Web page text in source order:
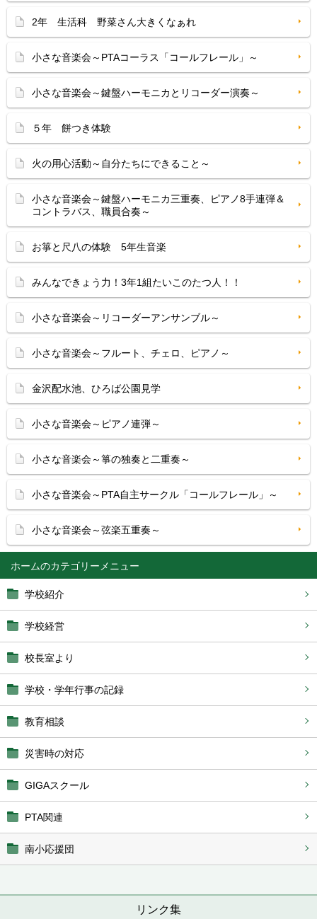
ホーム
学校紹介
学校経営
校長室より
学校・学年行事の記録
教育相談
災害時の対応
GIGAスクール
PTA関連
南小応援団
リンク集
2年 生活科 野菜さん大きくなぁれ
小さな音楽会～PTAコーラス「コールフレール」～
小さな音楽会～鍵盤ハーモニカとリコーダー演奏～
５年 餅つき体験
火の用心活動～自分たちにできること～
小さな音楽会～鍵盤ハーモニカ三重奏、ピアノ8手連弾＆
コントラバス、職員合奏～
お箏と尺八の体験 5年生音楽
みんなできょう力！3年1組たいこのたつ人！！
小さな音楽会～リコーダーアンサンブル～
小さな音楽会～フルート、チェロ、ピアノ～
金沢配水池、ひろば公園見学
小さな音楽会～ピアノ連弾～
小さな音楽会～箏の独奏と二重奏～
小さな音楽会～PTA自主サークル「コールフレール」～
小さな音楽会～弦楽五重奏～